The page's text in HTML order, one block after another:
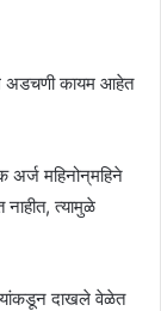
अडचणी कायम आहेत
अर्ज महिनोन्‌महिने
त्यामुळे
दाखले वेळेत